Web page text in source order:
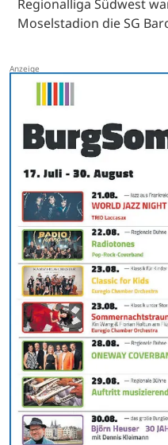
Regionalliga Südwest
Moselstadion die SG